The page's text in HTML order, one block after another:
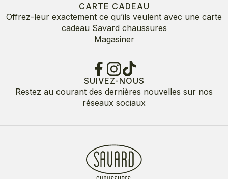
CARTE CADEAU
Offrez-leur exactement ce qu’ils veulent avec une carte
cadeau Savard chaussures
Magasiner
SUIVEZ-NOUS
Restez au courant des dernières nouvelles sur nos
réseaux sociaux